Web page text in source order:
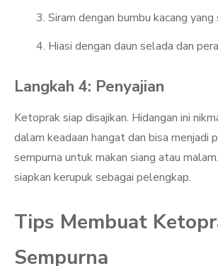
Siram dengan bumbu kacang yang
Hiasi dengan daun selada dan
Langkah 4: Penyajian
Ketoprak siap disajikan. Hidangan ini
dalam keadaan hangat dan bisa menjadi
sempurna untuk makan siang atau
siapkan kerupuk sebagai pelengkap.
Tips Membuat
Sempurna